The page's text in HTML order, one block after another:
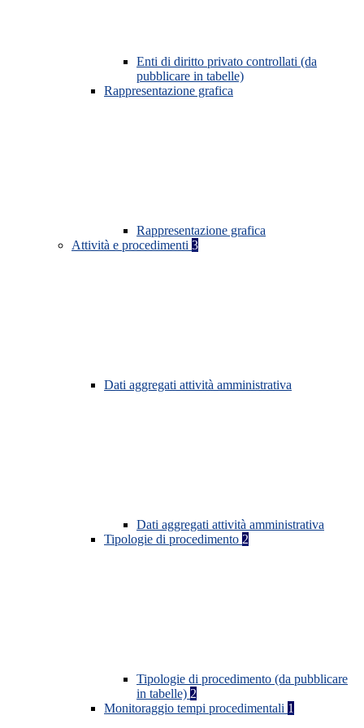
Enti di diritto privato controllati (da
pubblicare in tabelle)
Rappresentazione grafica
Rappresentazione grafica
Attività e procedimenti 3
Dati aggregati attività amministrativa
Dati aggregati attività amministrativa
Tipologie di procedimento 2
Tipologie di procedimento (da pubblicare
in tabelle) 2
Monitoraggio tempi procedimentali 1